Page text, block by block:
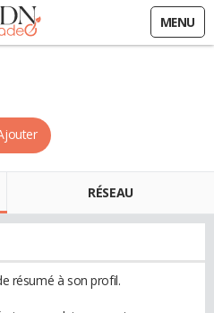
MENU
RÉSEAU
résumé à son profil.